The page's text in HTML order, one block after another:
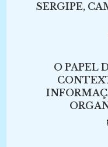
SERGIPE,
O PAPEL